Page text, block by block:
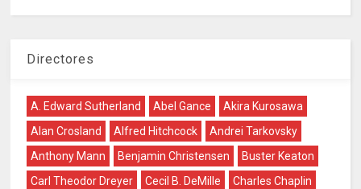
Directores
A. Edward Sutherland Abel Gance
Akira Kurosawa
Alan Crosland
Alfred Hitchcock
Andrei Tarkovsky
Anthony Mann
Benjamin Christensen
Buster Keaton
Carl Theodor Dreyer
Cecil B. DeMille
Charles Chaplin